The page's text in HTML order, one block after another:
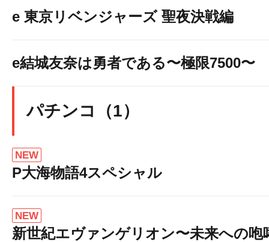
e 東京リベンジャーズ 聖夜決戦編
e結城友奈は勇者である〜極限7500〜
パチンコ（1）
NEW
P大海物語4スペシャル
NEW
新世紀エヴァンゲリオン〜未来への咆